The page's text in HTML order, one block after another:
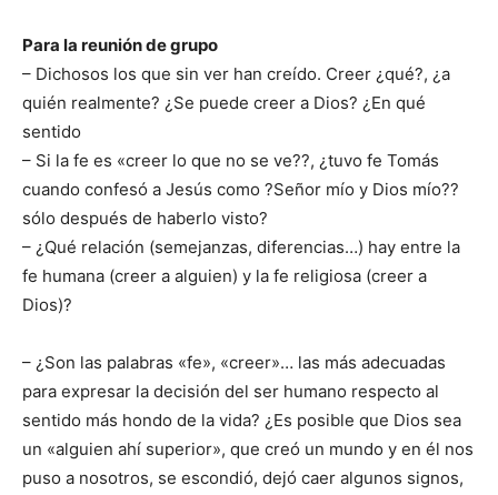
Para la reunión de grupo
– Dichosos los que sin ver han creído. Creer ¿qué?, ¿a
quién realmente? ¿Se puede creer a Dios? ¿En qué
sentido
– Si la fe es «creer lo que no se ve??, ¿tuvo fe Tomás
cuando confesó a Jesús como ?Señor mío y Dios mío??
sólo después de haberlo visto?
– ¿Qué relación (semejanzas, diferencias…) hay entre la
fe humana (creer a alguien) y la fe religiosa (creer a
Dios)?
– ¿Son las palabras «fe», «creer»… las más adecuadas
para expresar la decisión del ser humano respecto al
sentido más hondo de la vida? ¿Es posible que Dios sea
un «alguien ahí superior», que creó un mundo y en él nos
puso a nosotros, se escondió, dejó caer algunos signos,